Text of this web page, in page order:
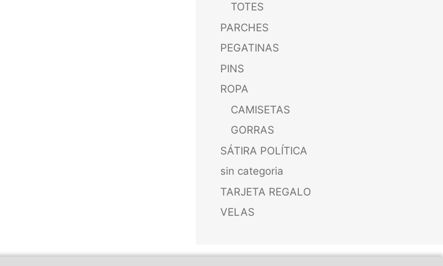
TOTES
PARCHES
PEGATINAS
PINS
ROPA
CAMISETAS
GORRAS
SÁTIRA POLÍTICA
sin categoria
TARJETA REGALO
VELAS